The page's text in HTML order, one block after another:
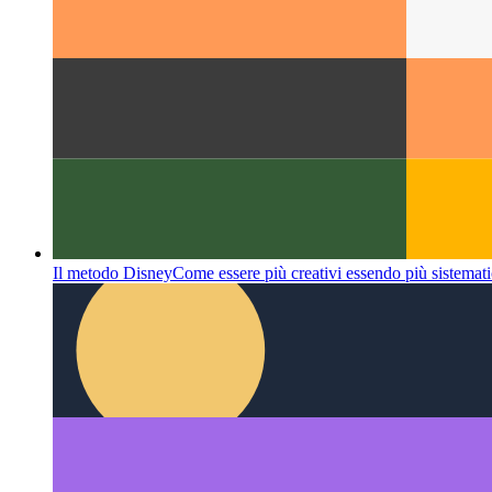
Il metodo Disney Come essere più creativi essendo più